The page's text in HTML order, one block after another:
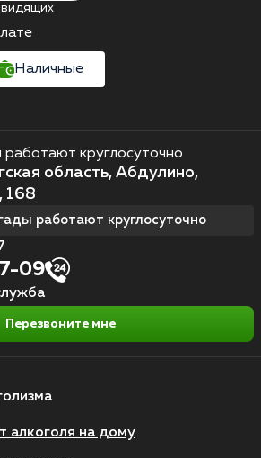
алкоголя на дому
круглосуточно
область, Абдулино,
168
работают круглосуточно
09
Перезвоните мне
Наличные